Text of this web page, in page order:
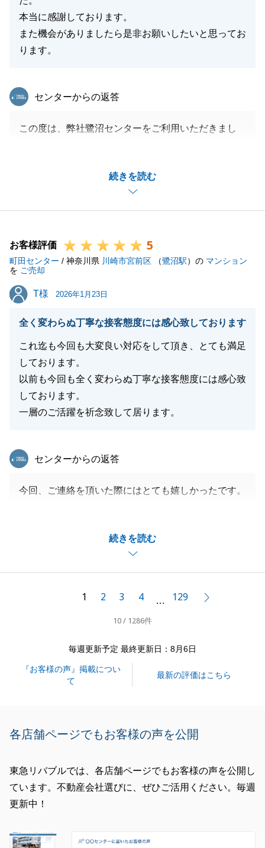
閉じる
本当に感謝しております。
また機会がありましたら是非お願いしたいと思ってお
ります。
続きを読む
東急リバブル
センターからの返答
この度は、弊社鷺沼センターをご利用いただきまし
だきまして、ありがとうございました。
また、H様のご協力のおかげでスムーズにお取引を進
めることができ、ありがとうございました。
ませ。
何卒、宜しくお願い申し上げます。
お客様評価 5
町田センター / 神奈川県 川崎市宮前区 （鷺沼駅）の マンション
を ご売却
T様
T様 2026年1月23日
全く変わらぬ丁寧な接客態度には感心致しております
これ迄も今回も大変良い対応をして頂き、とても満足
しております。
以前も今回も全く変わらぬ丁寧な接客態度には感心致
しております。
一層のご活躍を祈念致して居ります。
続きを読む
東急リバブル
センターからの返答
今回、ご連絡を頂いた際にはとても嬉しかったです。
今回で５度目のお取引となりましたが、喜んで頂ける
結果となり良かったです。
宜しくお願いいたします。
1 2 3 4 … 129
10 / 1286件
毎週更新予定 最終更新日：8月6日
『お客様の声』掲載につい
て
最新の評価はこちら
各店舗ページでもお客様の声を公開
東急リバブルでは、各店舗ページでもお客様の声を公開し
ています。不動産会社選びに、ぜひご活用ください。毎週
更新中！